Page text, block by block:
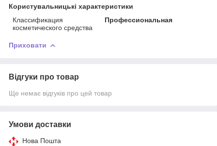
Користувальницькі характеристики
Классификация
косметического средства
Профессиональная
Приховати
Відгуки про товар
Ще немає відгуків про цей товар
Умови доставки
Нова Пошта